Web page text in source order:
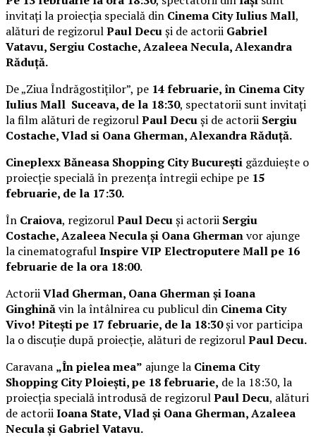
invitați la proiecția specială din Cinema City Iulius Mall,
alături de regizorulPaul Decuși de actorii Gabriel
Vatavu, Sergiu Costache, Azaleea Necula, Alexandra
Răduță.
De „Ziua Îndrăgostiților”, pe 14 februarie, în Cinema City
Iulius Mall Suceava, de la 18:30, spectatorii sunt invitați
la film alături de regizorulPaul Decuși de actorii Sergiu
Costache, Vlad si Oana Gherman, Alexandra Răduță.
Cineplexx Băneasa Shopping City București găzduiește o
proiecție specială în prezența întregii echipe pe 15
februarie, de la 17:30.
În Craiova, regizorulPaul Decuși actorii Sergiu
Costache, Azaleea Necula și Oana Ghermanvor ajunge
la cinematografulInspire VIP Electroputere Mall pe 16
februarie de la ora 18:00.
ActoriiVlad Gherman, Oana Gherman și Ioana
Ginghinăvin la întâlnirea cu publicul din Cinema City
Vivo! Pitești pe 17 februarie, de la 18:30și vor participa
la o discuție după proiecție, alături de regizorulPaul Decu.
Caravana „În pielea mea” ajunge la Cinema City
Shopping City Ploiești, pe 18 februarie, de la 18:30, la
proiecția specială introdusă de regizorulPaul Decu, alături
de actoriiIoana State, Vlad și Oana Gherman, Azaleea
Necula și Gabriel Vatavu.